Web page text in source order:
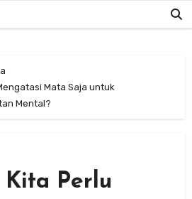
Mata Saja untuk
Mental?
Perlu